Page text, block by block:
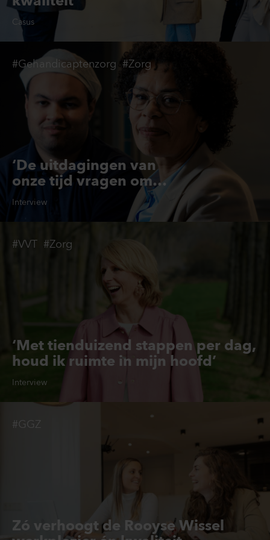
Casus
‘De uitdagingen van
onze tijd vragen om
bruggenbouwers’
Interview
#Gehandicaptenzorg #Zorg
‘Met tienduizend stappen per dag,
houd ik ruimte in mijn hoofd’
Interview
#VVT #Zorg
Zó verhoogt de Rooyse Wissel
#GGZ